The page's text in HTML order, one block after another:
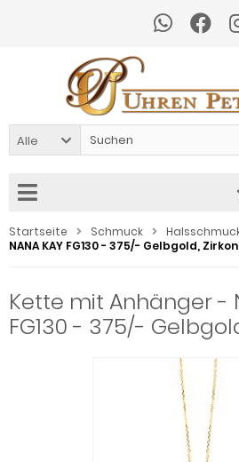
Alle
Startseite Schmuck
NANA KAY FG130 - 375/- Gelbgold,
Kette mit Anhänger -
FG130 - 375/-